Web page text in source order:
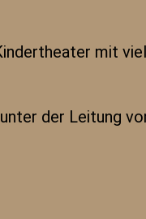
mit
der Leitung